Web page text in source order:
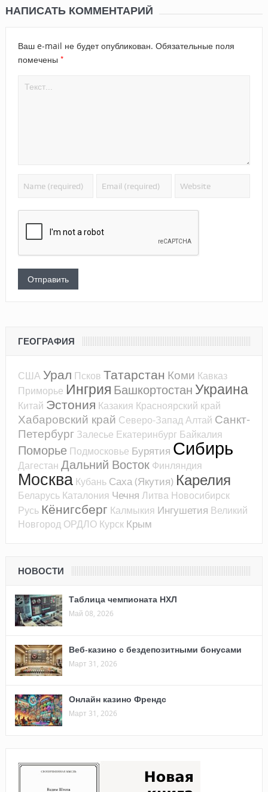
НАПИСАТЬ КОММЕНТАРИЙ
Ваш e-mail не будет опубликован. Обязательные поля
помечены *
ГЕОГРАФИЯ
США Урал Псков Татарстан Коми Кавказ
Приморье Ингрия Башкортостан Украина
Китай Эстония Казакия Красноярский край
Хабаровский край Северо-ЗападАлтай Санкт-
Петербург Залесье Екатеринбург Байкалия
Поморье Подмосковье Бурятия Сибирь
Дагестан Дальний Восток Финляндия
Москва Кубань Саха (Якутия) Карелия
Беларусь Каталония Чечня Литва Новосибирск
Русь Кёнигсберг Калмыкия Ингушетия Великий
Новгород ОРДЛО Курск Крым
НОВОСТИ
Таблица чемпионата НХЛ
Май 08, 2026
Веб-казино с бездепозитными бонусами
Март 31, 2026
Онлайн казино Френдс
Март 31, 2026